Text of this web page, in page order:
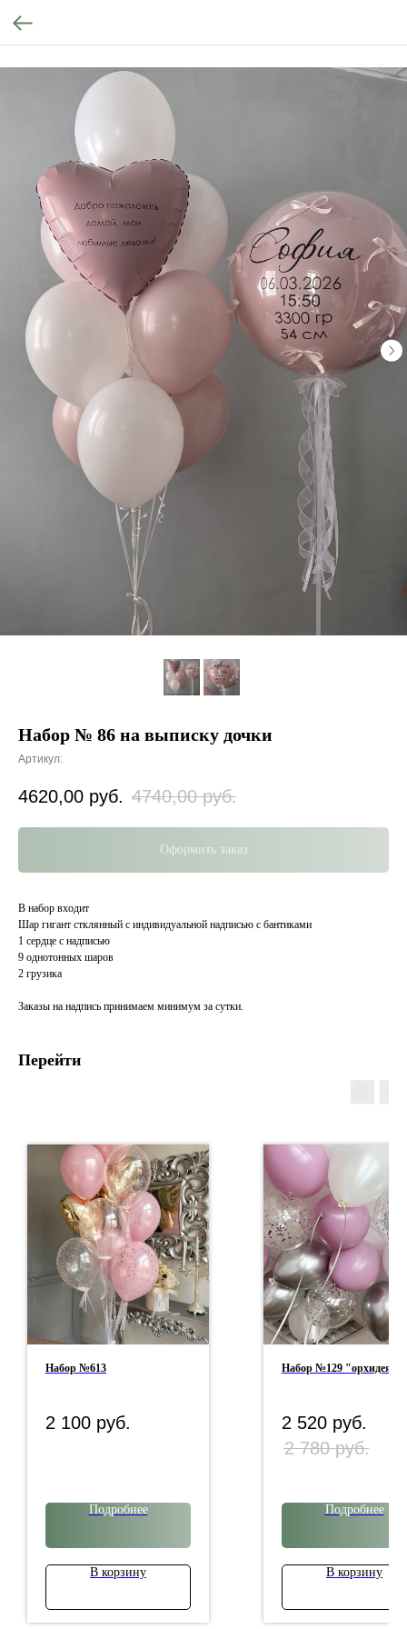
Набор № 86 на выписку дочки
Артикул:
4620,00 руб. 4740,00 руб.
Оформить заказ
В набор входит
Шар гигант стклянный с индивидуальной надписью с бантиками
1 сердце с надписью
9 однотонных шаров
2 грузика
Заказы на надпись принимаем минимум за сутки.
Перейти
Набор №613
2 100 руб.
Подробнее
В корзину
Набор №129 "орхидея"
2 520 руб.
2 780 руб.
Подробнее
В корзину